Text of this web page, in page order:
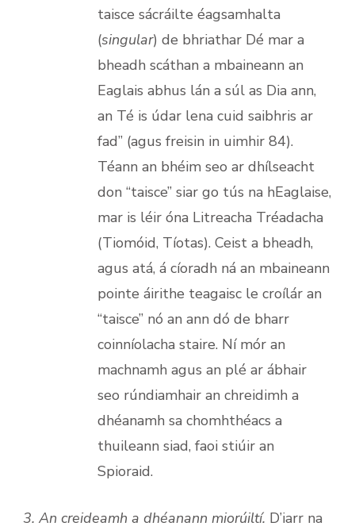
taisce sácráilte éagsamhalta
(singular) de bhriathar Dé mar a
bheadh scáthan a mbaineann an
Eaglais abhus lán a súl as Dia ann,
an Té is údar lena cuid saibhris ar
fad” (agus freisin in uimhir 84).
Téann an bhéim seo ar dhílseacht
don “taisce” siar go tús na hEaglaise,
mar is léir óna Litreacha Tréadacha
(Tiomóid, Tíotas). Ceist a bheadh,
agus atá, á cíoradh ná an mbaineann
pointe áirithe teagaisc le croílár an
“taisce” nó an ann dó de bharr
coinníolacha staire. Ní mór an
machnamh agus an plé ar ábhair
seo rúndiamhair an chreidimh a
dhéanamh sa chomhthéacs a
thuileann siad, faoi stiúir an
Spioraid.
3. An creideamh a dhéanann miorúiltí. D’iarr na